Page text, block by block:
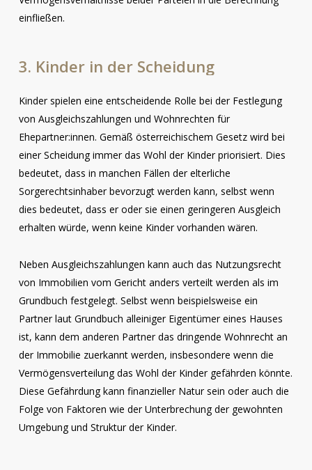
einfließen.
3. Kinder in der Scheidung
Kinder spielen eine entscheidende Rolle bei der Festlegung
von Ausgleichszahlungen und Wohnrechten für
Ehepartner:innen. Gemäß österreichischem Gesetz wird bei
einer Scheidung immer das Wohl der Kinder priorisiert. Dies
bedeutet, dass in manchen Fällen der elterliche
Sorgerechtsinhaber bevorzugt werden kann, selbst wenn
dies bedeutet, dass er oder sie einen geringeren Ausgleich
erhalten würde, wenn keine Kinder vorhanden wären.
Neben Ausgleichszahlungen kann auch das Nutzungsrecht
von Immobilien vom Gericht anders verteilt werden als im
Grundbuch festgelegt. Selbst wenn beispielsweise ein
Partner laut Grundbuch alleiniger Eigentümer eines Hauses
ist, kann dem anderen Partner das dringende Wohnrecht an
der Immobilie zuerkannt werden, insbesondere wenn die
Vermögensverteilung das Wohl der Kinder gefährden könnte.
Diese Gefährdung kann finanzieller Natur sein oder auch die
Folge von Faktoren wie der Unterbrechung der gewohnten
Umgebung und Struktur der Kinder.